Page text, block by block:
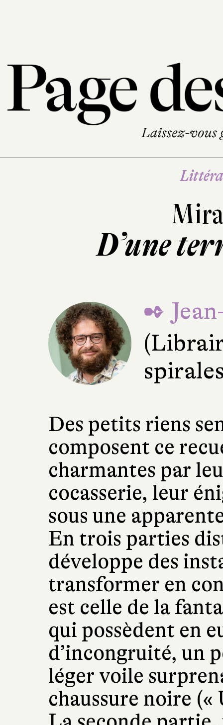
D’une
✒
Des petits riens
composent ce
charmantes par
cocasserie, leur
sous une
En trois parties
développe des
transformer en
est celle de la
qui possèdent en
d’incongruité, un
léger voile
chaussure noire